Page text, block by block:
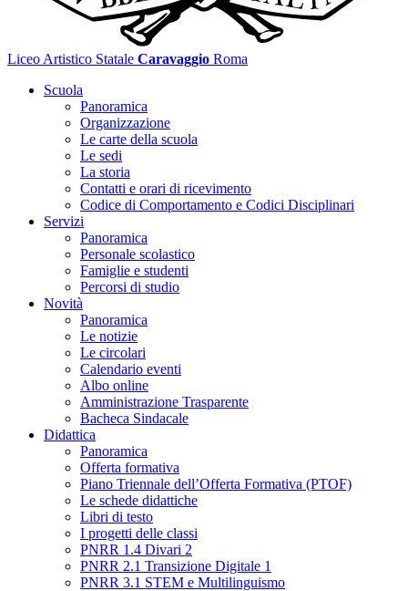
Liceo Artistico Statale Caravaggio Roma
Scuola
Panoramica
Organizzazione
Le carte della scuola
Le sedi
La storia
Contatti e orari di ricevimento
Codice di Comportamento e Codici Disciplinari
Servizi
Panoramica
Personale scolastico
Famiglie e studenti
Percorsi di studio
Novità
Panoramica
Le notizie
Le circolari
Calendario eventi
Albo online
Amministrazione Trasparente
Bacheca Sindacale
Didattica
Panoramica
Offerta formativa
Piano Triennale dell’Offerta Formativa (PTOF)
Le schede didattiche
Libri di testo
I progetti delle classi
PNRR 1.4 Divari 2
PNRR 2.1 Transizione Digitale 1
PNRR 3.1 STEM e Multilinguismo